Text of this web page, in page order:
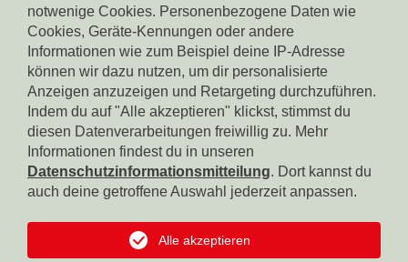
Spendenkonto Südtiroler Sparkasse
IBAN: IT17X0604511601000000110801
BIC: CRBZIT2B001
Spendenkonto Intesa Sanpaolo
IBAN: IT18B0306911619000006000065
BIC: BCITITMM
IBAN: IT42F0349311600000300200018
BIC: RZSBIT2B
notwenige Cookies. Personenbezogene Daten wie
Cookies, Geräte-Kennungen oder andere
Informationen wie zum Beispiel deine IP-Adresse
können wir dazu nutzen, um dir personalisierte
Anzeigen anzuzeigen und Retargeting durchzuführen.
Indem du auf "Alle akzeptieren" klickst, stimmst du
diesen Datenverarbeitungen freiwillig zu. Mehr
Informationen findest du in unseren
Datenschutzinformationsmitteilung. Dort kannst du
auch deine getroffene Auswahl jederzeit anpassen.
Alle akzeptieren